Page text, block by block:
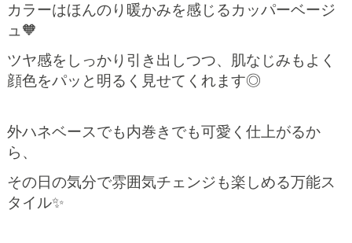
カラーはほんのり暖かみを感じるカッパーベージ
ュ🧡
ツヤ感をしっかり引き出しつつ、肌なじみもよく
顔色をパッと明るく見せてくれます◎
外ハネベースでも内巻きでも可愛く仕上がるか
ら、
その日の気分で雰囲気チェンジも楽しめる万能ス
タイル✨